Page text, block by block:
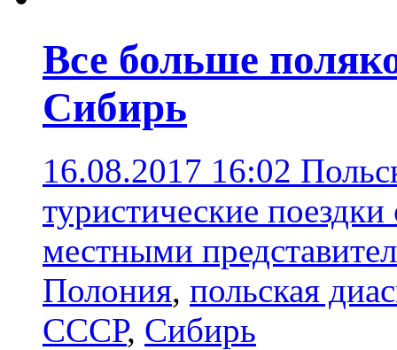
Все больше
Сибирь
16.08.2017 16:02
туристические
местными
Полония, польская
СССР, Сибирь